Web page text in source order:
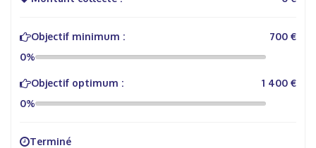
Objectif minimum :
700 €
0%
Objectif optimum :
1 400 €
0%
Terminé